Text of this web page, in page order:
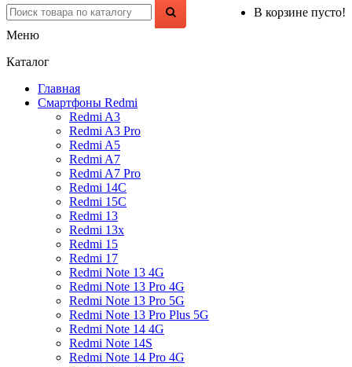
В корзине пусто!
Меню
Каталог
Главная
Смартфоны Redmi
Redmi A3
Redmi A3 Pro
Redmi A5
Redmi A7
Redmi A7 Pro
Redmi 14C
Redmi 15C
Redmi 13
Redmi 13x
Redmi 15
Redmi 17
Redmi Note 13 4G
Redmi Note 13 Pro 4G
Redmi Note 13 Pro 5G
Redmi Note 13 Pro Plus 5G
Redmi Note 14 4G
Redmi Note 14S
Redmi Note 14 Pro 4G